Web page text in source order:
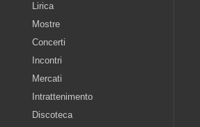
Lirica
Mostre
Concerti
Incontri
Mercati
Intrattenimento
Discoteca